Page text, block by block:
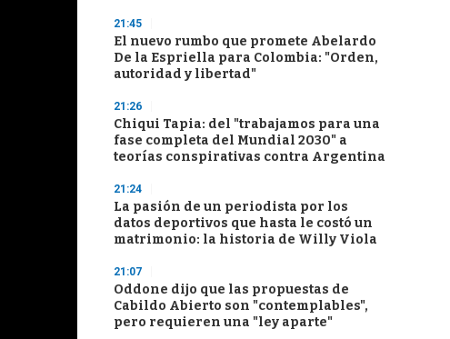
21:45
El nuevo rumbo que promete Abelardo
De la Espriella para Colombia: "Orden,
autoridad y libertad"
21:26
Chiqui Tapia: del "trabajamos para una
fase completa del Mundial 2030" a
teorías conspirativas contra Argentina
21:24
La pasión de un periodista por los
datos deportivos que hasta le costó un
matrimonio: la historia de Willy Viola
21:07
Oddone dijo que las propuestas de
Cabildo Abierto son "contemplables",
pero requieren una "ley aparte"